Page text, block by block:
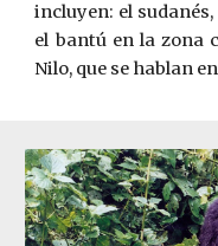
incluyen: el
el bantú en la zona
Nilo, que se hablan